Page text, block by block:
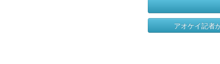
アオケイ記者